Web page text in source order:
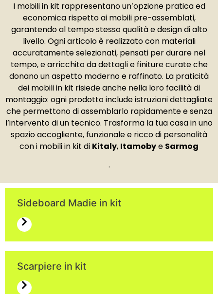
I mobili in kit rappresentano un’opzione pratica ed
economica rispetto ai mobili pre-assemblati,
garantendo al tempo stesso qualità e design di alto
livello. Ogni articolo è realizzato con materiali
accuratamente selezionati, pensati per durare nel
tempo, e arricchito da dettagli e finiture curate che
donano un aspetto moderno e raffinato. La praticità
dei mobili in kit risiede anche nella loro facilità di
montaggio: ogni prodotto include istruzioni dettagliate
che permettono di assemblarlo rapidamente e senza
l’intervento di un tecnico. Trasforma la tua casa in uno
spazio accogliente, funzionale e ricco di personalità
con i mobili in kit di Kitaly, Itamobye Sarmog
.
Sideboard Madie in kit
Scarpiere in kit